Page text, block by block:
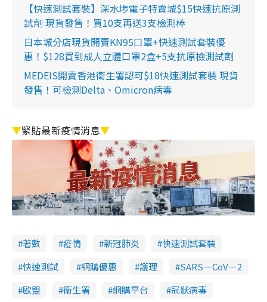
【快速測試套裝】深水埗電子特賣城$15快速抗原測
試劑 現貨發售！買10支再送3支檢測棒
日本城分店現貨開賣KN95口罩+快速測試套裝優
惠！$128買到成人立體口罩2盒+5支抗原檢測試劑
MEDEIS開賣香港衛生署認可$18快速測試套裝 現貨
發售！可檢測Delta、Omicron病毒
▼緊貼最新疫情消息▼
著數 疫情 新冠肺炎
快速測試套裝
快速測試
網購優惠 護理
SARS－CoV－2
歐盟
衞生署 網購平台 冠狀病毒